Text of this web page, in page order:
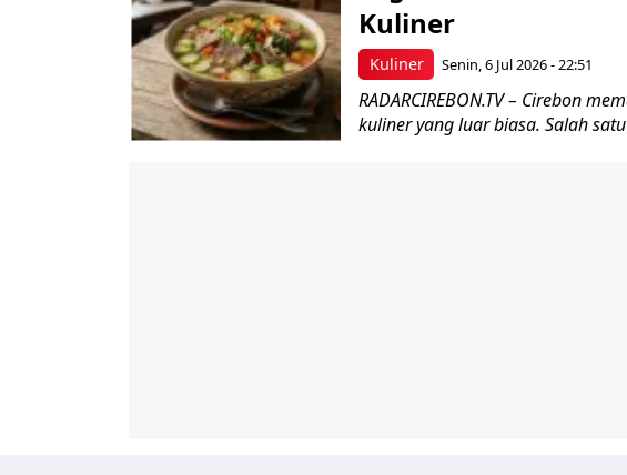
Kuliner
Kuliner
Senin, 6 Jul 2026 - 22:51
RADARCIREBON.TV – Cirebon
kuliner yang luar biasa. Salah